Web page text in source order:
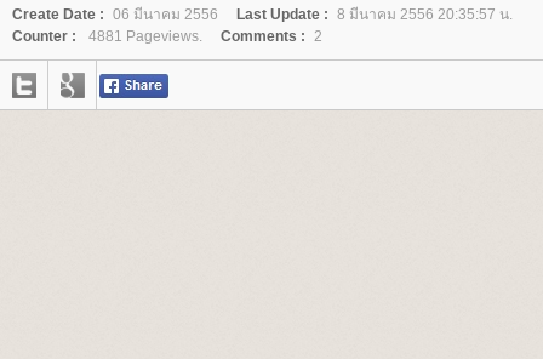
Create Date : 06 มีนาคม 2556 Last Update : 8 มีนาคม 2556 20:35:57 น.
Counter :
4881 Pageviews. Comments : 2